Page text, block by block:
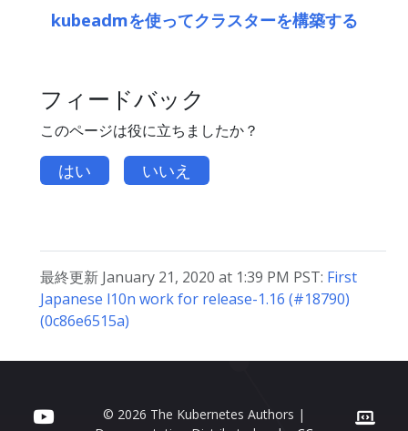
kubeadmを使ってクラスターを構築する
フィードバック
このページは役に立ちましたか？
はい いいえ
最終更新 January 21, 2020 at 1:39 PM PST: First
Japanese l10n work for release-1.16 (#18790)
(0c86e6515a)
© 2026 The Kubernetes Authors |